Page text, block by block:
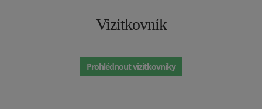
Vizitkovník
Prohlédnout vizitkovníky